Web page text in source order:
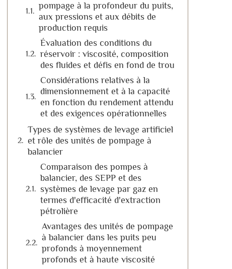
pompage à la profondeur du puits,
aux pressions et aux débits de
production requis
Évaluation des conditions du
réservoir : viscosité, composition
des fluides et défis en fond de trou
Considérations relatives à la
dimensionnement et à la capacité
en fonction du rendement attendu
et des exigences opérationnelles
Types de systèmes de levage artificiel
et rôle des unités de pompage à
balancier
Comparaison des pompes à
balancier, des SEPP et des
systèmes de levage par gaz en
termes d'efficacité d'extraction
pétrolière
Avantages des unités de pompage
à balancier dans les puits peu
profonds à moyennement
profonds et à haute viscosité